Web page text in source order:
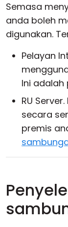
Semasa
anda boleh
digunakan.
Pelayan
Ini adalah
RU
secara
premis